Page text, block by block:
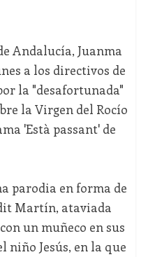
Andalucía, Juanma
a los directivos de
la "desafortunada"
la Virgen del Rocío
'Està passant' de
parodia en forma de
Martín, ataviada
un muñeco en sus
niño Jesús, en la que